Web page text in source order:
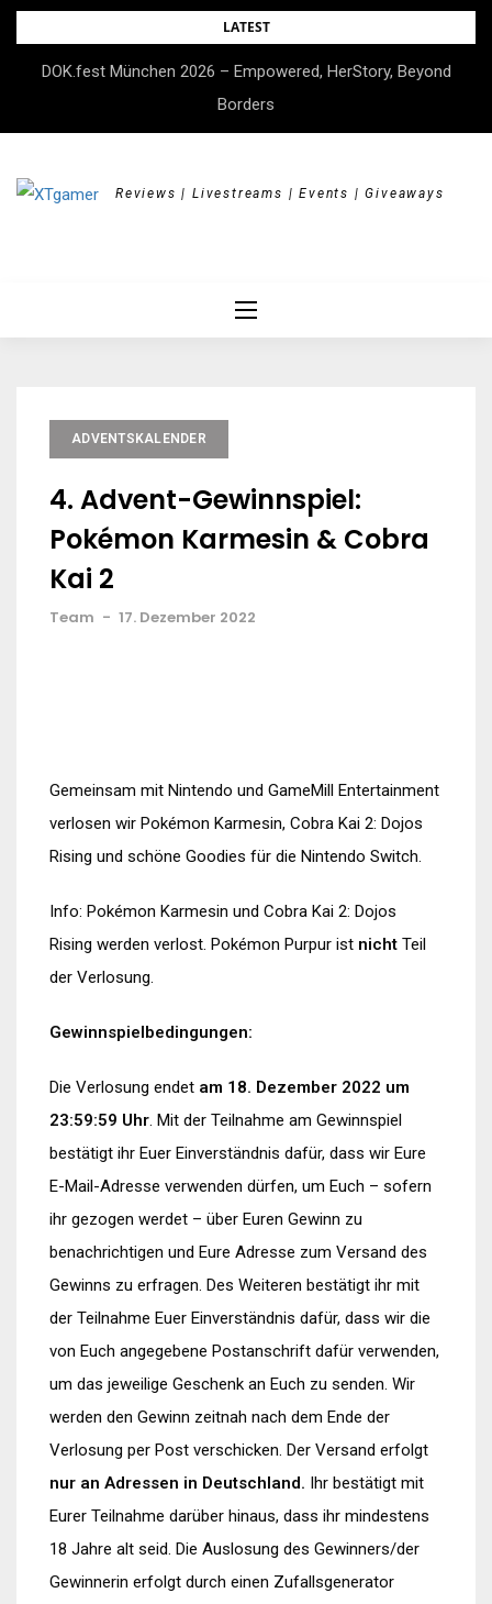
Skip
content
LATEST
DOK.fest München 2026 – Empowered, HerStory, Beyond
Borders
Reviews | Livestreams | Events | Giveaways
ADVENTSKALENDER
4. Advent-Gewinnspiel:
Pokémon Karmesin & Cobra
Kai 2
Team - 17. Dezember 2022
Gemeinsam mit Nintendo und GameMill Entertainment
verlosen wir Pokémon Karmesin, Cobra Kai 2: Dojos
Rising und schöne Goodies für die Nintendo Switch.
Info: Pokémon Karmesin und Cobra Kai 2: Dojos
Rising werden verlost. Pokémon Purpur ist nicht Teil
der Verlosung.
Gewinnspielbedingungen:
Die Verlosung endet am 18. Dezember 2022 um
23:59:59 Uhr. Mit der Teilnahme am Gewinnspiel
bestätigt ihr Euer Einverständnis dafür, dass wir Eure
E-Mail-Adresse verwenden dürfen, um Euch – sofern
ihr gezogen werdet – über Euren Gewinn zu
benachrichtigen und Eure Adresse zum Versand des
Gewinns zu erfragen. Des Weiteren bestätigt ihr mit
der Teilnahme Euer Einverständnis dafür, dass wir die
von Euch angegebene Postanschrift dafür verwenden,
um das jeweilige Geschenk an Euch zu senden. Wir
werden den Gewinn zeitnah nach dem Ende der
Verlosung per Post verschicken. Der Versand erfolgt
nur an Adressen in Deutschland. Ihr bestätigt mit
Eurer Teilnahme darüber hinaus, dass ihr mindestens
18 Jahre alt seid. Die Auslosung des Gewinners/der
Gewinnerin erfolgt durch einen Zufallsgenerator